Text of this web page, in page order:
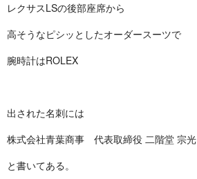
レクサスLSの後部座席から
高そうなピシッとしたオーダースーツで
腕時計はROLEX
出された名刺には
株式会社青葉商事 代表取締役 二階堂 宗光
と書いてある。